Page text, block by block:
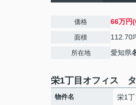
価格 66万円
面積 112.70
所在地 愛知県
栄1丁目オフィス
物件名 栄1